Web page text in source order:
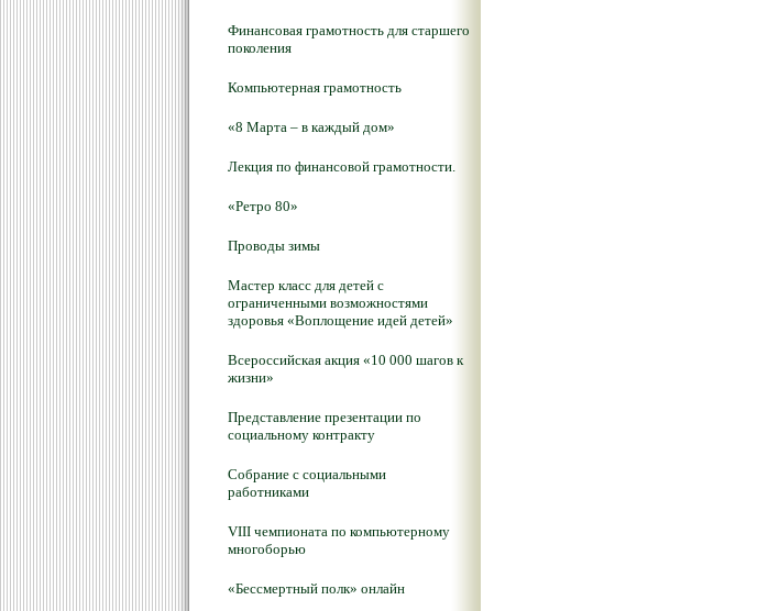
Финансовая грамотность для старшего
поколения
Компьютерная грамотность
«8 Марта – в каждый дом»
Лекция по финансовой грамотности.
«Ретро 80»
Проводы зимы
Мастер класс для детей с
ограниченными возможностями
здоровья «Воплощение идей детей»
Всероссийская акция «10 000 шагов к
жизни»
Представление презентации по
социальному контракту
Собрание с социальными
работниками
VIII чемпионата по компьютерному
многоборью
«Бессмертный полк» онлайн